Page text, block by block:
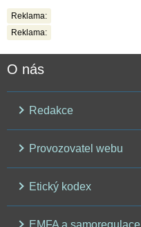
Reklama:
Reklama:
O nás
Redakce
Provozovatel webu
Etický kodex